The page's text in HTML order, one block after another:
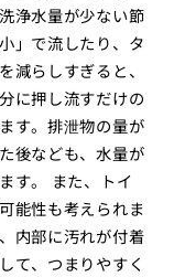
浄水量が少ない節
」で流したり、タ
減らしすぎると、
に押し流すだけの
す。排泄物の量が
後なども、水量が
す。 また、トイ
能性も考えられま
内部に汚れが付着
て、つまりやすく